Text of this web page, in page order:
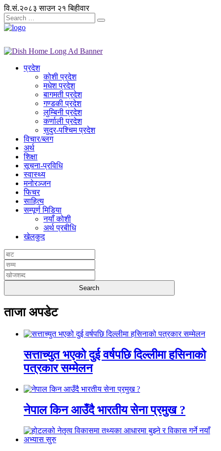
वि.सं.२०८३ साउन २१ बिहीवार
प्रदेश
कोशी प्रदेश
मधेश प्रदेश
बागमती प्रदेश
गण्डकी प्रदेश
लुम्बिनी प्रदेश
कर्णाली प्रदेश
सुदुर-पश्चिम प्रदेश
विचार/ब्लग
अर्थ
शिक्षा
सूचना-प्रविधि
स्वास्थ्य
मनोरञ्जन
फिचर
साहित्य
सम्पूर्ण मिडिया
नयाँ कोशी
अर्थ प्रबीधि
खेलकुद
ताजा अपडेट
सत्ताच्युत भएको दुई वर्षपछि दिल्लीमा हसिनाको
पत्रकार सम्मेलन
नेपाल किन आउँदै भारतीय सेना प्रमुख ?